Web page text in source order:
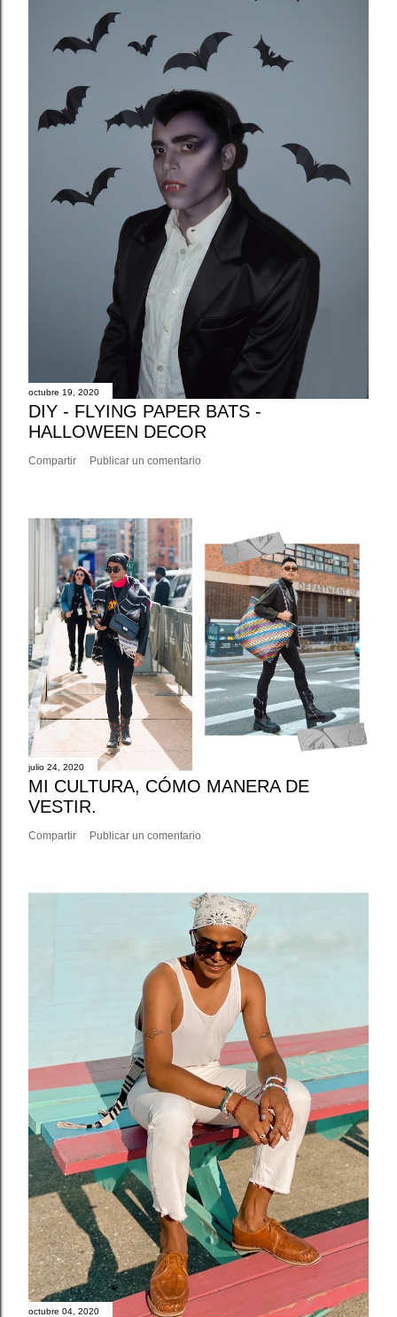
octubre 19, 2020
DIY - FLYING PAPER BATS -
HALLOWEEN DECOR
Compartir Publicar un comentario
julio 24, 2020
MI CULTURA, CÓMO MANERA DE
VESTIR.
Compartir Publicar un comentario
octubre 04, 2020